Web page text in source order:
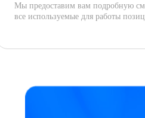
Мы предоставим вам подробную
все используемые для работы